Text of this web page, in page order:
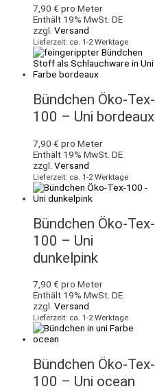
7,90 € pro Meter
Enthält 19% MwSt. DE
zzgl. Versand
Lieferzeit: ca. 1-2 Werktage
Bündchen Öko-Tex-
100 – Uni bordeaux
7,90 € pro Meter
Enthält 19% MwSt. DE
zzgl. Versand
Lieferzeit: ca. 1-2 Werktage
Bündchen Öko-Tex-
100 – Uni
dunkelpink
7,90 € pro Meter
Enthält 19% MwSt. DE
zzgl. Versand
Lieferzeit: ca. 1-2 Werktage
Bündchen Öko-Tex-
100 – Uni ocean